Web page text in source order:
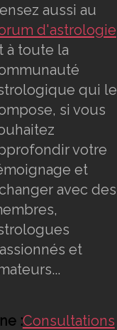
aussi au
d'astrologie
à toute la
qui le
si vous
votre
et
avec des
et
:Consultations